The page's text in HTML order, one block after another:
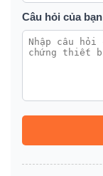
Câu hỏi của bạn